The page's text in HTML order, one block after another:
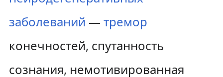
заболеваний — тремор
конечностей, спутанность
сознания, немотивированная